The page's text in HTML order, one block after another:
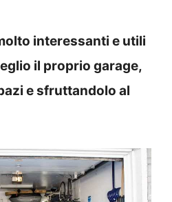
interessanti e utili
il proprio garage,
e sfruttandolo al